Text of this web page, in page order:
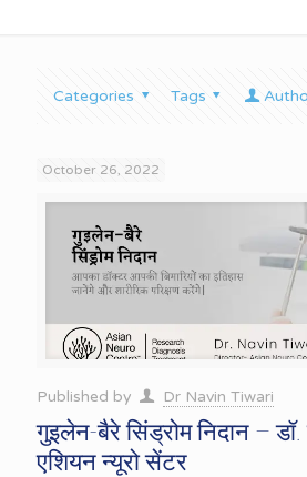
Categories Tags
October 26, 2022
Published by Dr Navin Tiwari
गुइलेन-बैरे सिंड्रोम निदान – डॉ.
एशियन न्यूरो सेंटर